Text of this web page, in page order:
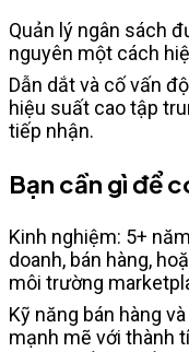
Quản lý ngân sách
nguyên một cách
Dẫn dắt và cố vấn
hiệu suất cao tập
tiếp nhận.
Bạn cần gì để
Kinh nghiệm: 5+
doanh, bán hàng,
môi trường
Kỹ năng bán hàng
mạnh mẽ với thành